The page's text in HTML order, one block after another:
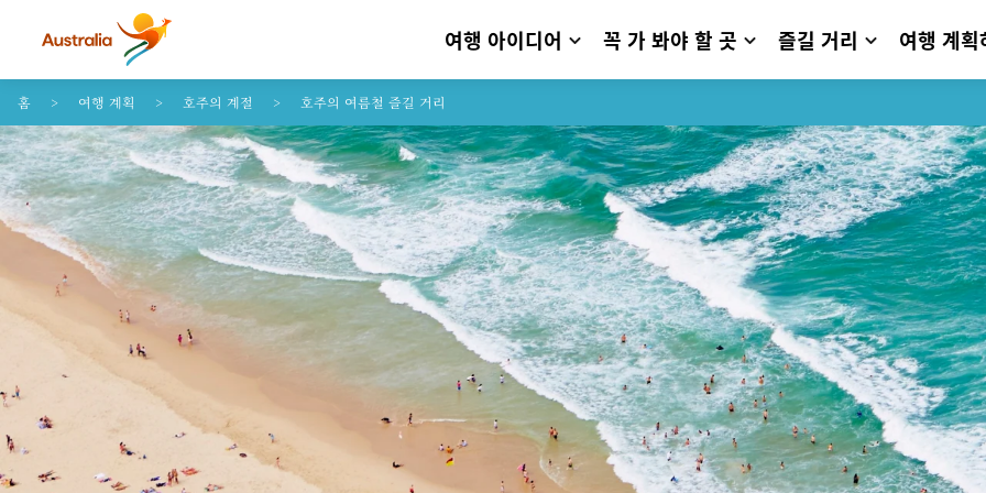
콘텐트로 건너뛰기
꼬리말 내비게이션으로 건너뛰기
여행 아이디어 꼭 가 봐야 할 곳 즐길 거리 여행 계획
홈 여행 계획 호주의 계절 호주의 여름철 즐길 거리